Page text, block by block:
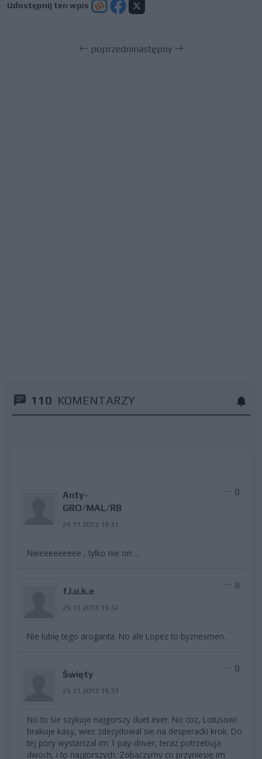
Udostępnij ten wpis
poprzedninastępny
110 KOMENTARZY
Anty-
GRO/MAL/RB
29.11.2013 19:31
0
Nieeeeeeeeee , tylko nie on ...
f.l.u.k.e
29.11.2013 19:32
0
Nie lubię tego aroganta. No ale Lopez to byznesmen.
Święty
29.11.2013 19:33
0
No to sie szykuje najgorszy duet ever. No coz, Lotusowi
brakuje kasy, wiec zdecydowal sie na desperacki krok. Do
tej pory wystarczal im 1 pay-driver, teraz potrzebuja
dwoch, i to najgorszych. Zobaczymy co przyniesie im